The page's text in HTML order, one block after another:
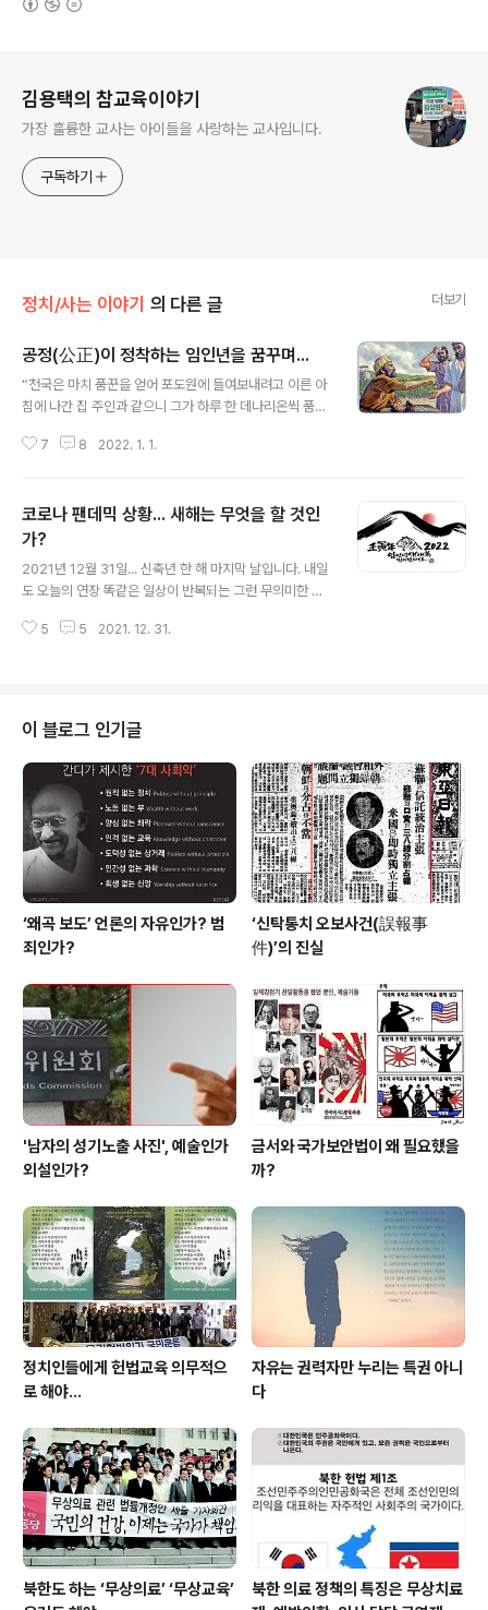
김용택의 참교육이야기
가장 훌륭한 교사는 아이들을 사랑하는 교사입니다.
구독하기
정치/사는 이야기 의 다른 글 더보기
공정(公正)이 정착하는 임인년을 꿈꾸며...
“천국은 마치 품꾼을 얻어 포도원에 들여보내려고 이른 아
침에 나간 집 주인과 같으니 그가 하루 한 데나리온씩 품꾼
니 장터에 놀고 서 있는 사람들이 또 있는지라 그들에게 이
같이 하고 제 십일시에도 나가 보니 서 있는 사람들이 또 있
는지라 이르되 너희는 어찌하여 종일토록 놀고 여기 서 있
느냐 이르되 우리를 품꾼으로 쓰는 이가 없음이니이다 이
르되 너희도 포도원에 들어가라 하니라. 저물매 포도원 주
시작하여 먼저 온 자까지 삯을 주라 하니 제 십일시에 온 자
7 8 2022. 1. 1.
코로나 팬데믹 상황... 새해는 무엇을 할 것인
가?
2021년 12월 31일... 신축년 한 해 마지막 날입니다. 내일
도 오늘의 연장 똑같은 일상이 반복되는 그런 무의미한 날
시작하는 새해 첫날을 맞기 위해 오늘은 지난 365일을 되
떻게 가장 효율적으로 보람있게 보낼 수 있을까 생각해 봅
니다. 코로나 19로 특히 저 같은 나이 많은 백수가 할 수 있
는 일을 고민하가 시작한 일이 ‘헌법읽기운동’이였습니다.
세상에는 알고도 안 하는 사람도 있지만 몰라서 못하는 사
람도 있습니다. 많은 지식과 기술이 있어도 그 지식과 기술
을 자신만을..
5 5 2021. 12. 31.
이 블로그 인기글
‘왜곡 보도’ 언론의 자유인가? 범
죄인가?
‘신탁통치 오보사건(誤報事
件)’의 진실
'남자의 성기노출 사진', 예술인가
외설인가?
금서와 국가보안법이 왜 필요했을
까?
정치인들에게 헌법교육 의무적으
로 해야…
자유는 권력자만 누리는 특권 아니
다
북한도 하는 ‘무상의료’ ‘무상교육’
북한 의료 정책의 특징은 무상치료